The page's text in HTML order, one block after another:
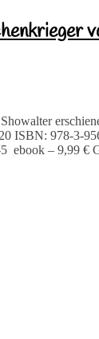
ISBN: 978-3-
ebook – 9,99 €